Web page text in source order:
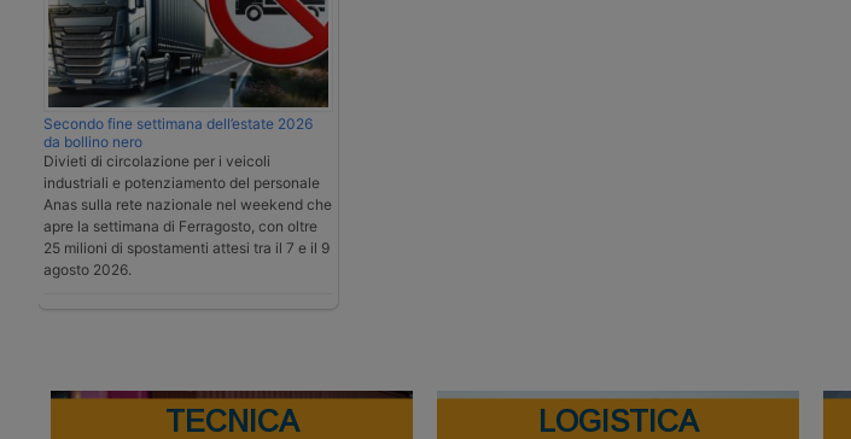
Secondo fine settimana dell’estate 2026
da bollino nero
Divieti di circolazione per i veicoli
industriali e potenziamento del personale
Anas sulla rete nazionale nel weekend che
apre la settimana di Ferragosto, con oltre
25 milioni di spostamenti attesi tra il 7 e il 9
agosto 2026.
TECNICA LOGISTICA